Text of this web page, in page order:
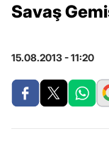
Savaş
15.08.2013 - 11:20